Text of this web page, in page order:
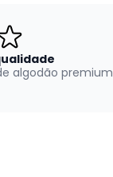
algodão premium